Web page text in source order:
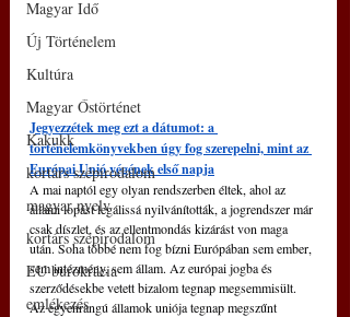
Magyar Idő
Új Történelem
Kultúra
Magyar Őstörténet
Kakukk
kortárs szépirodalom
magyar nyelv
kortárs szépirodalom
EU bürokrácia
emlékezés
Jegyezzétek meg ezt a dátumot: a
történelemkönyvekben úgy fog szerepelni, mint az
Európai Unió végének első napja
A mai naptól egy olyan rendszerben éltek, ahol az
állami lopást legálissá nyilvánították, a jogrendszer már
csak díszlet, és az ellentmondás kizárást von maga
után. Soha többé nem fog bízni Európában sem ember,
sem intézmény, sem állam. Az európai jogba és
szerződésekbe vetett bizalom tegnap megsemmisült.
Az egyenrangú államok uniója tegnap megszűnt